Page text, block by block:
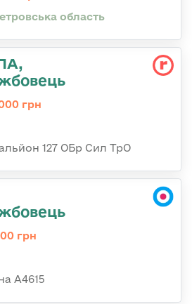
область
грн
127 ОБр Сил ТрО
грн
А4615